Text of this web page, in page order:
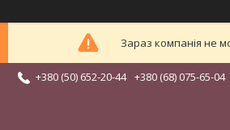
Зараз компанія не
+380 (50) 652-20-44 +380 (68) 075-65-04